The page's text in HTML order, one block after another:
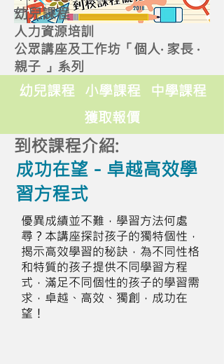
幼兒課程
人力資源培訓
公眾講座及工作坊「個人‧ 家長 ‧
親子 」系列
幼兒課程 小學課程
中學課程
獲取報價
到校課程介紹:
成功在望－卓越高效學
習方程式
優異成績並不難，學習方法何處
尋？本講座探討孩子的獨特個性，
揭示高效學習的秘訣，為不同性格
和特質的孩子提供不同學習方程
式，滿足不同個性的孩子的學習需
求，卓越、高效、獨創，成功在
望！